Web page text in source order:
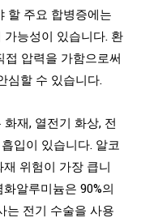
할 주요 합병증에는
능성이 있습니다. 환
압력을 가함으로써
심할 수 있습니다.
재, 열전기 화상, 전
입이 있습니다. 알코
위험이 가장 큽니
알루미늄은 90%의
는 전기 수술을 사용